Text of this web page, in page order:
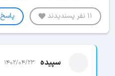
11 نفر پسندیدند پاسخ
سپیده 1402/04/23